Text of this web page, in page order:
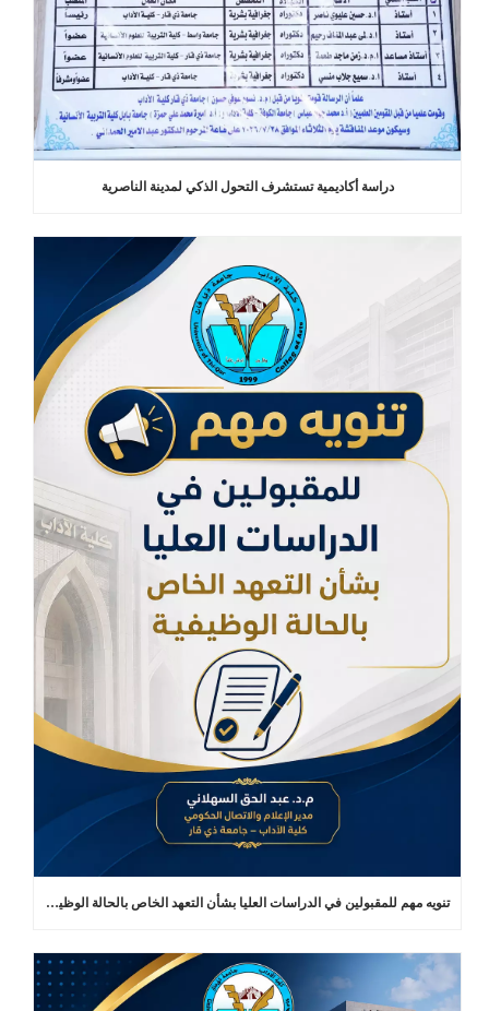
دراسة أكاديمية تستشرف التحول الذكي لمدينة الناصرية
تنويه مهم للمقبولين في الدراسات العليا بشأن التعهد الخاص بالحالة الوظيفية